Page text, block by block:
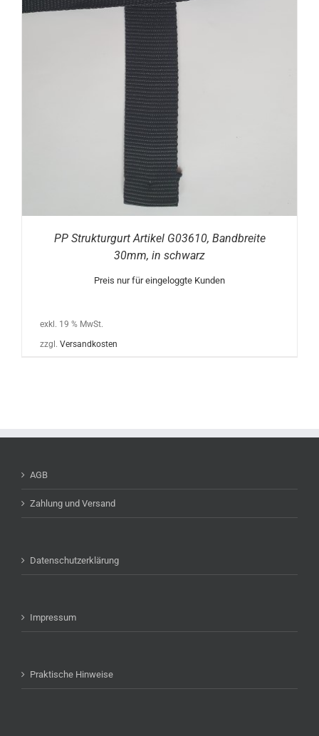
PP Strukturgurt Artikel G03610, Bandbreite
30mm, in schwarz
Preis nur für eingeloggte Kunden
exkl. 19 % MwSt.
zzgl. Versandkosten
AGB
Zahlung und Versand
Datenschutzerklärung
Impressum
Praktische Hinweise